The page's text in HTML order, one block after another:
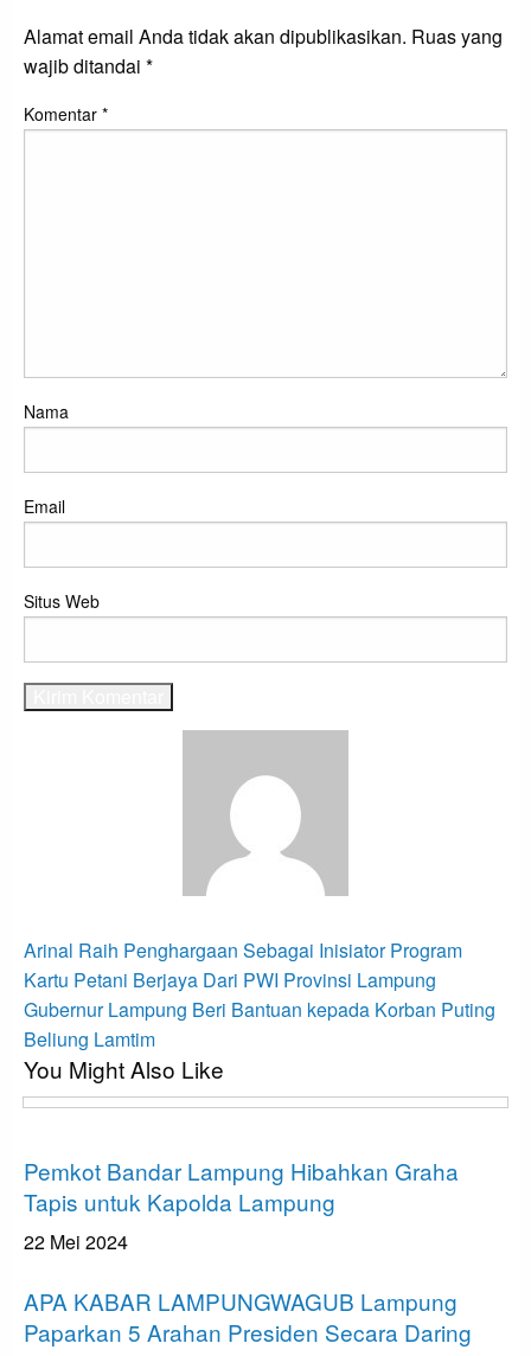
Alamat email Anda tidak akan dipublikasikan. Ruas yang
wajib ditandai *
Komentar *
Nama
Email
Situs Web
Navigasi
pos
Previous
Post
Arinal Raih Penghargaan Sebagai Inisiator Program
Kartu Petani Berjaya Dari PWI Provinsi Lampung
Next
Post
Gubernur Lampung Beri Bantuan kepada Korban Puting
Beliung Lamtim
You Might Also Like
Pemkot Bandar Lampung Hibahkan Graha
Tapis untuk Kapolda Lampung
22 Mei 2024
APA KABAR LAMPUNGWAGUB Lampung
Paparkan 5 Arahan Presiden Secara Daring